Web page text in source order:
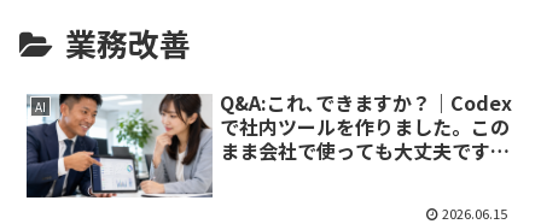
業務改善
AI
Q&A:これ､できますか？｜Codex
で社内ツールを作りました。この
まま会社で使っても大丈夫です
2026.06.15